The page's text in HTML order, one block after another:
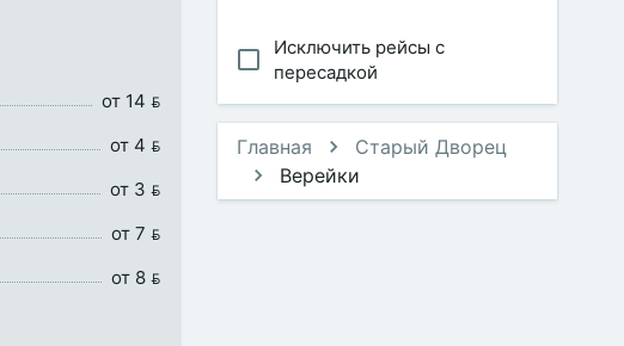
от 14 
от 4 
от 3 
от 7 
от 8 
Исключить рейсы с
пересадкой
Главная
Старый Дворец
Верейки